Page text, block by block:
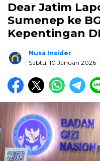
Dear Jatim
Sumenep ke
Kepentingan
Nusa Insider
Sabtu, 10 Januari 2026